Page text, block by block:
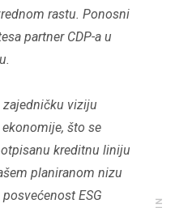
rastu. Ponosni
partner CDP-a u
viziju
što se
kreditnu liniju
planiranom nizu
ESG